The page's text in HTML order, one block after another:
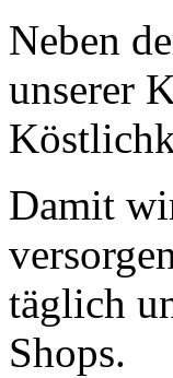
Neben
unserer
Damit
täglich
Shops.